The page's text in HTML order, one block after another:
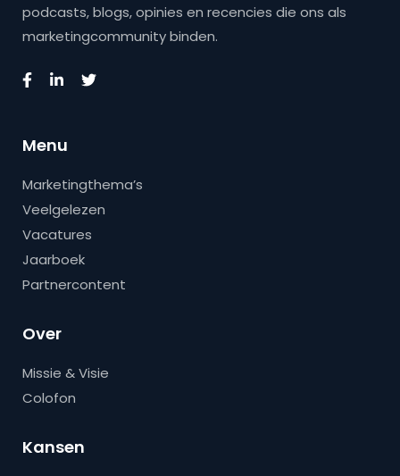
podcasts, blogs, opinies en recencies die ons als
marketingcommunity binden.
Menu
Marketingthema’s
Veelgelezen
Vacatures
Jaarboek
Partnercontent
Over
Missie & Visie
Colofon
Kansen